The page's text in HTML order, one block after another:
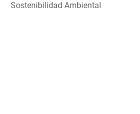
Sostenibilidad Ambiental